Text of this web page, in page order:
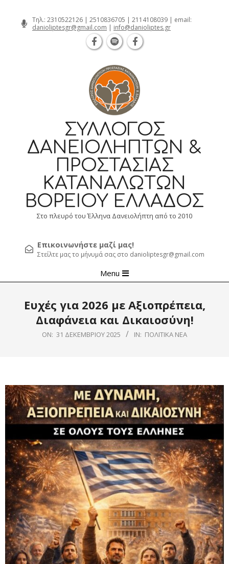
Τηλ.: 2310522126 | 2510836705 | 2114108039 | email:
danioliptesgr@gmail.com | info@danioliptes.gr
ΣΎΛΛΟΓΟΣ
ΔΑΝΕΙΟΛΗΠΤΏΝ &
ΠΡΟΣΤΑΣΊΑΣ
ΚΑΤΑΝΑΛΩΤΏΝ
ΒΟΡΕΊΟΥ ΕΛΛΆΔΟΣ
Στο πλευρό του Έλληνα Δανειολήπτη από το 2010
Επικοινωνήστε μαζί μας!
Στείλτε μας το μήνυμά σας στο danioliptesgr@gmail.com
Navigation
Menu
Ευχές για 2026 με Αξιοπρέπεια,
Διαφάνεια και Δικαιοσύνη!
ON: 31 ΔΕΚΕΜΒΡΊΟΥ 2025 IN: ΠΟΛΙΤΙΚΆ ΝΈΑ